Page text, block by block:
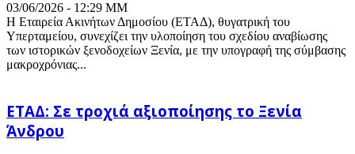
03/06/2026 - 12:29 ΜΜ
Η Εταιρεία Ακινήτων Δημοσίου (ΕΤΑΔ), θυγατρική του
Υπερταμείου, συνεχίζει την υλοποίηση του σχεδίου αναβίωσης
των ιστορικών ξενοδοχείων Ξενία, με την υπογραφή της σύμβασης
μακροχρόνιας...
ΕΤΑΔ: Σε τροχιά αξιοποίησης το Ξενία
Άνδρου